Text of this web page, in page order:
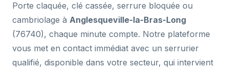
Porte claquée, clé cassée, serrure bloquée ou
cambriolage à Anglesqueville-la-Bras-Long
(76740), chaque minute compte. Notre plateforme
vous met en contact immédiat avec un serrurier
qualifié, disponible dans votre secteur, qui intervient